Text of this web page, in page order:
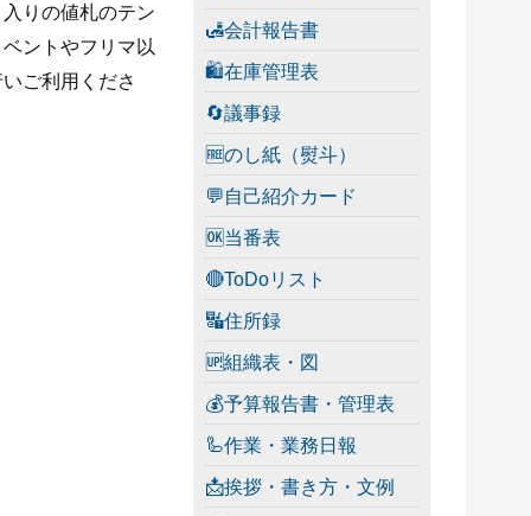
りの値札のテン
ントやフリマ以
ご利用くださ
🛃会計報告書
🛍在庫管理表
🔄議事録
🆓のし紙（熨斗）
💬自己紹介カード
🆗当番表
🔴ToDoリスト
🔣住所録
🆙組織表・図
💰予算報告書・管理表
🦾作業・業務日報
📩挨拶・書き方・文例